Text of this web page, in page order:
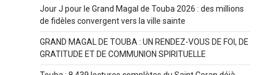
Jour J pour le Grand Magal de Touba 2026 : des millions
de fidèles convergent vers la ville sainte
GRAND MAGAL DE TOUBA : UN RENDEZ-VOUS DE FOI, DE
GRATITUDE ET DE COMMUNION SPIRITUELLE